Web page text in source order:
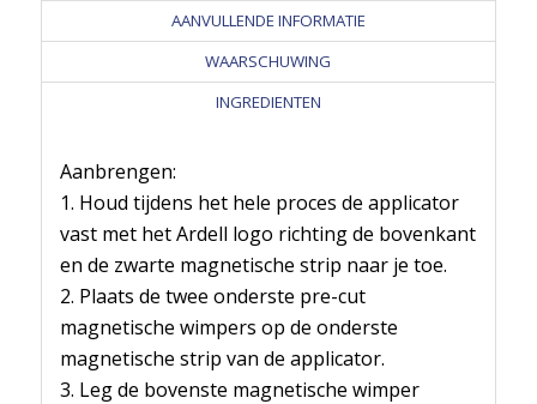
AANVULLENDE INFORMATIE
WAARSCHUWING
INGREDIENTEN
Aanbrengen:
1. Houd tijdens het hele proces de applicator
vast met het Ardell logo richting de bovenkant
en de zwarte magnetische strip naar je toe.
2. Plaats de twee onderste pre-cut
magnetische wimpers op de onderste
magnetische strip van de applicator.
3. Leg de bovenste magnetische wimper